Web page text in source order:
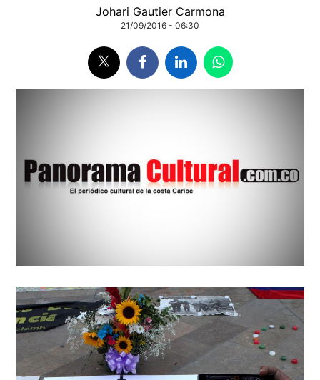
Johari Gautier Carmona
21/09/2016 - 06:30